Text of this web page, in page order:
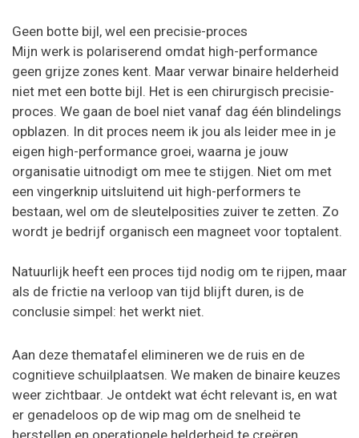
Geen botte bijl, wel een precisie-proces
Mijn werk is polariserend omdat high-performance
geen grijze zones kent. Maar verwar binaire helderheid
niet met een botte bijl. Het is een chirurgisch precisie-
proces. We gaan de boel niet vanaf dag één blindelings
opblazen. In dit proces neem ik jou als leider mee in je
eigen high-performance groei, waarna je jouw
organisatie uitnodigt om mee te stijgen. Niet om met
een vingerknip uitsluitend uit high-performers te
bestaan, wel om de sleutelposities zuiver te zetten. Zo
wordt je bedrijf organisch een magneet voor toptalent.
Natuurlijk heeft een proces tijd nodig om te rijpen, maar
als de frictie na verloop van tijd blijft duren, is de
conclusie simpel: het werkt niet.
Aan deze thematafel elimineren we de ruis en de
cognitieve schuilplaatsen. We maken de binaire keuzes
weer zichtbaar. Je ontdekt wat écht relevant is, en wat
er genadeloos op de wip mag om de snelheid te
herstellen en operationele helderheid te creëren.